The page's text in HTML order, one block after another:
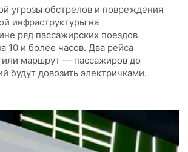
угрозы обстрелов и повреждения
инфраструктуры на
ряд пассажирских поездов
10 и более часов. Два рейса
маршрут — пассажиров до
будут довозить электричками.